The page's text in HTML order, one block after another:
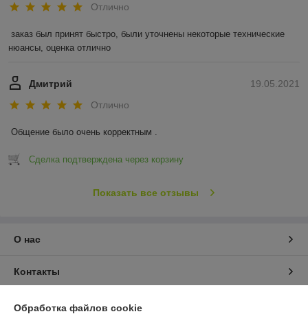
Отлично
заказ был принят быстро, были уточнены некоторые технические
нюансы, оценка отлично
19.05.2021
Дмитрий
Отлично
Общение было очень корректным .
Сделка подтверждена через корзину
Показать все отзывы
О нас
Контакты
Доставка и оплата
Обработка файлов cookie